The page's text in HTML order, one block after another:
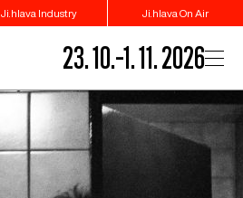
Ji.hlava Industry Ji.hlava On Air
23. 10.–1. 11. 2026